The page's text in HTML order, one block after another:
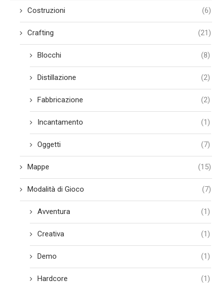
Costruzioni (6)
Crafting (21)
Blocchi (8)
Distillazione (2)
Fabbricazione (2)
Incantamento (1)
Oggetti (7)
Mappe (15)
Modalità di Gioco (7)
Avventura (1)
Creativa (1)
Demo (1)
Hardcore (1)